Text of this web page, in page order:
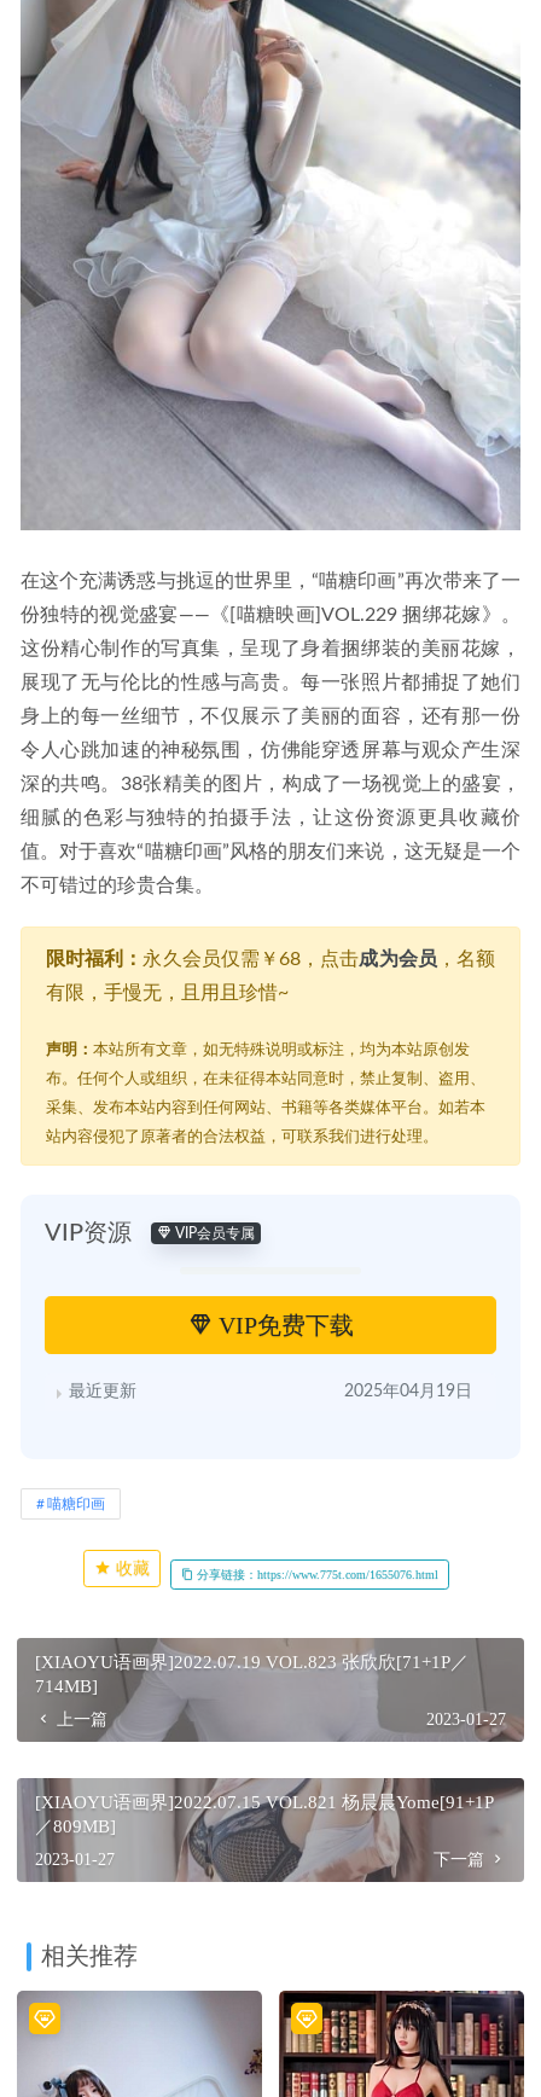
在这个充满诱惑与挑逗的世界里，“喵糖印画”再次带来了一
份独特的视觉盛宴——《[喵糖映画]VOL.229 捆绑花嫁》。
这份精心制作的写真集，呈现了身着捆绑装的美丽花嫁，
展现了无与伦比的性感与高贵。每一张照片都捕捉了她们
身上的每一丝细节，不仅展示了美丽的面容，还有那一份
令人心跳加速的神秘氛围，仿佛能穿透屏幕与观众产生深
深的共鸣。38张精美的图片，构成了一场视觉上的盛宴，
细腻的色彩与独特的拍摄手法，让这份资源更具收藏价
值。对于喜欢“喵糖印画”风格的朋友们来说，这无疑是一个
不可错过的珍贵合集。
限时福利： 永久会员仅需￥68，点击成为会员 ，名额
有限，手慢无，且用且珍惜~
声明： 本站所有文章，如无特殊说明或标注，均为本站原创发
布。任何个人或组织，在未征得本站同意时，禁止复制、盗用、
采集、发布本站内容到任何网站、书籍等各类媒体平台。如若本
站内容侵犯了原著者的合法权益，可联系我们进行处理。
VIP资源 VIP会员专属
VIP免费下载
最近更新 2025年04月19日
喵糖印画
收藏 分享链接：https://www.775t.com/1655076.html
[XIAOYU语画界]2022.07.19 VOL.823 张欣欣[71+1P／
714MB]
上一篇 2023-01-27
[XIAOYU语画界]2022.07.15 VOL.821 杨晨晨Yome[91+1P
／809MB]
2023-01-27 下一篇
相关推荐